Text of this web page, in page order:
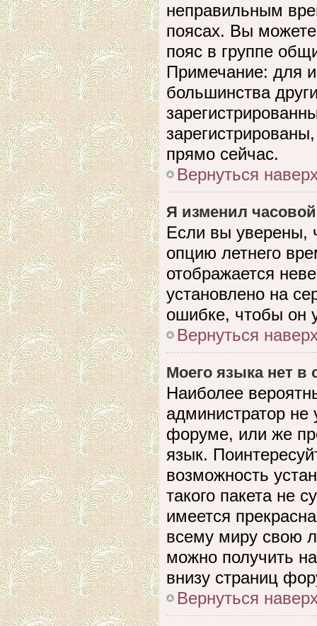
неправильным
поясах. Вы
пояс в группе
Примечание: для
большинства
прямо сейчас.
Вернуться
Я изменил
Если вы уверены,
опцию летнего
отображается
установлено на
ошибке, чтобы он
Вернуться
Моего языка нет в
Наиболее
администратор не
форуме, или же
язык.
возможность
такого пакета не
имеется
всему миру свою
можно получить
внизу страниц
Вернуться